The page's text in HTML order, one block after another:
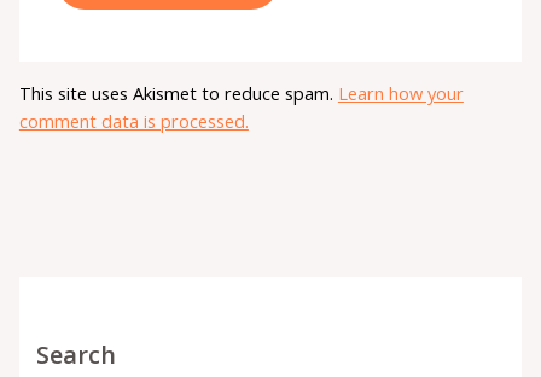
This site uses Akismet to reduce spam. Learn how your
comment data is processed.
Search